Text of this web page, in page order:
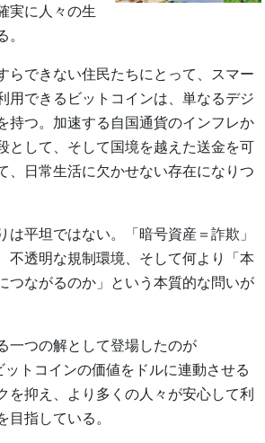
実に人々の生
。
らできない住民たちにとって、スマー
用できるビットコインは、単なるデジ
持つ。加速する自国通貨のインフレか
として、そして国境を越えた送金を可
、日常生活に欠かせない存在になりつ
は平坦ではない。「暗号資産＝詐欺」
不透明な規制環境、そして何より「本
つながるのか」という本質的な問いが
一つの解として登場したのが
ットコインの価値をドルに連動させる
を抑え、より多くの人々が安心して利
目指している。